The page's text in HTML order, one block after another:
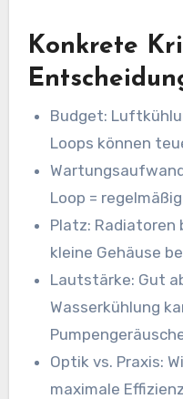
Konkrete
Budget:
Loops können
Loop =
Platz: Radiatoren
kleine Gehäuse
Lautstärke: Gut
Wasserkühlung
Optik vs. Praxis:
maximale